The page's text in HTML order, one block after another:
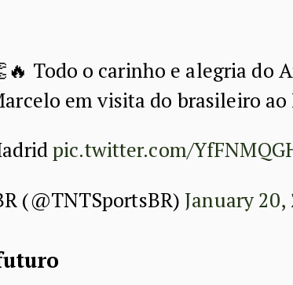
Todo o carinho e alegria do
em visita do brasileiro ao
pic.twitter.com/
(@TNTSportsBR) January 20,